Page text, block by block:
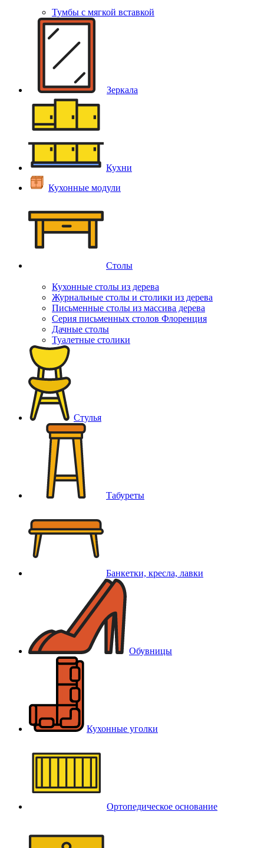
Тумбы с мягкой вставкой
Зеркала
Кухни
Кухонные модули
Столы
Кухонные столы из дерева
Журнальные столы и столики из дерева
Письменные столы из массива дерева
Серия письменных столов Флоренция
Дачные столы
Туалетные столики
Стулья
Табуреты
Банкетки, кресла, лавки
Обувницы
Кухонные уголки
Ортопедическое основание